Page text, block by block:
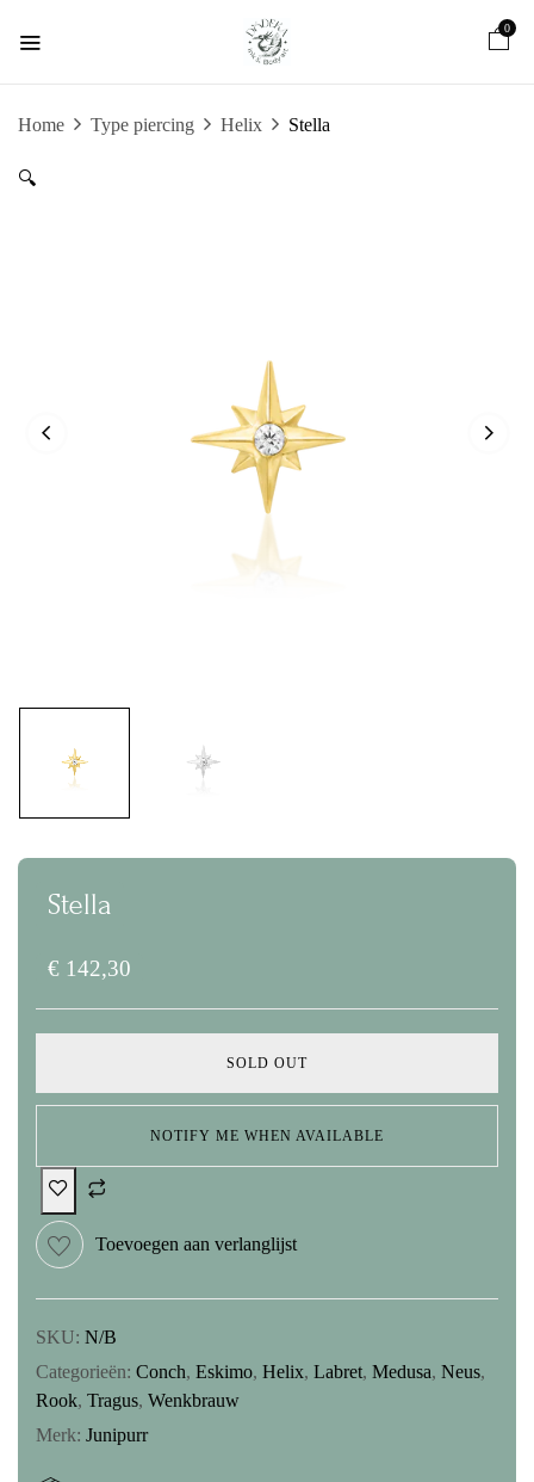
0
Home Type piercing Helix Stella
🔍
Stella
€ 142,30
SOLD OUT
NOTIFY ME WHEN AVAILABLE
Toevoegen aan verlanglijst
SKU: N/B
Categorieën: Conch, Eskimo, Helix, Labret, Medusa, Neus,
Rook, Tragus, Wenkbrauw
Merk: Junipurr